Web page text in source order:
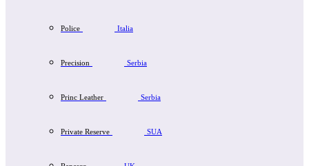
Police Italia
Precision Serbia
Princ Leather Serbia
Private Reserve SUA